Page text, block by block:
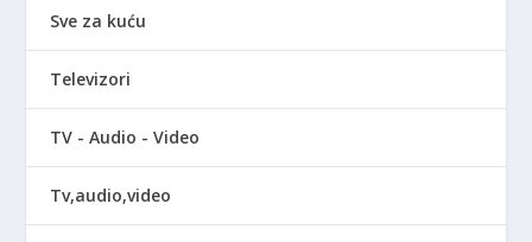
Sve za kuću
Televizori
TV - Audio - Video
Tv,audio,video